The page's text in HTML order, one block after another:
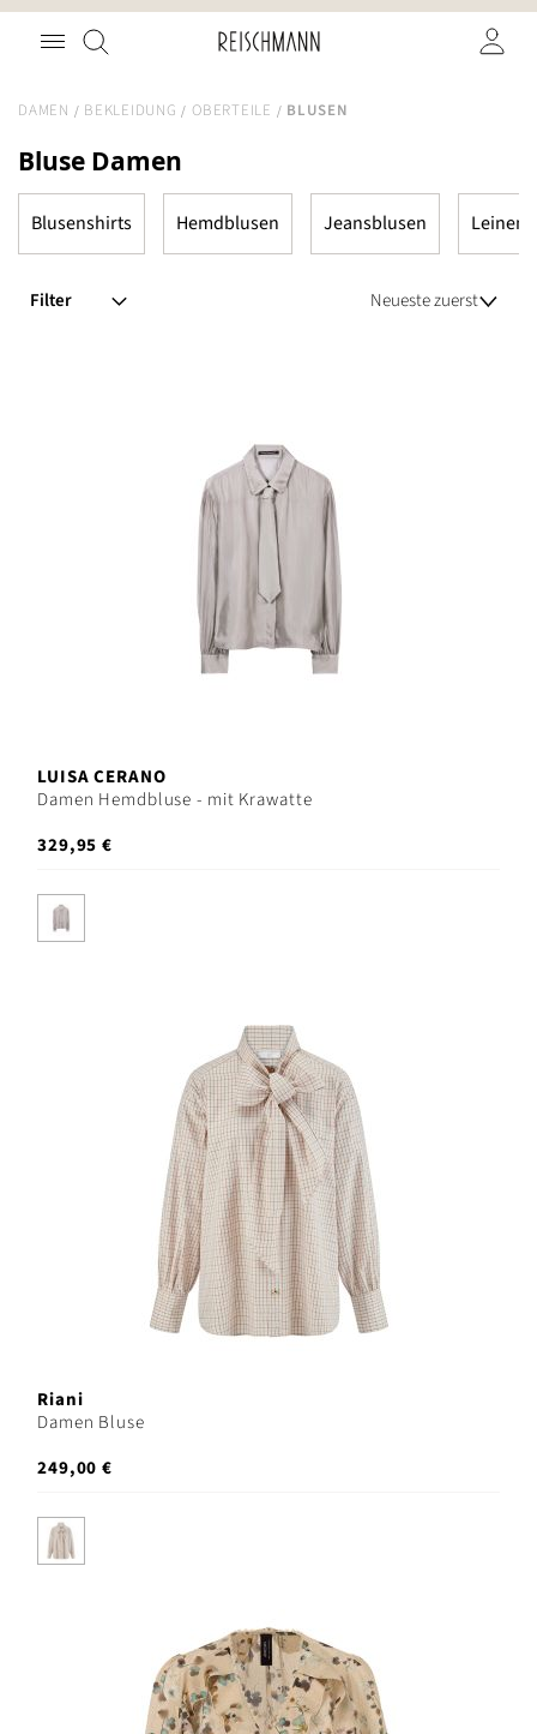
Zum
Inhalt
Suche
DAMEN BEKLEIDUNG OBERTEILE BLUSEN
Bluse Damen
Blusenshirts Hemdblusen Jeansblusen
LUISA CERANO
Damen Hemdbluse - mit Krawatte
329,95 €
Riani
Damen Bluse
249,00 €
Filter